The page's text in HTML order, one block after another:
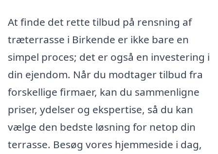
At finde det rette tilbud på rensning af
træterrasse i Birkende er ikke bare en
simpel proces; det er også en investering i
din ejendom. Når du modtager tilbud fra
forskellige firmaer, kan du sammenligne
priser, ydelser og ekspertise, så du kan
vælge den bedste løsning for netop din
terrasse. Besøg vores hjemmeside i dag,